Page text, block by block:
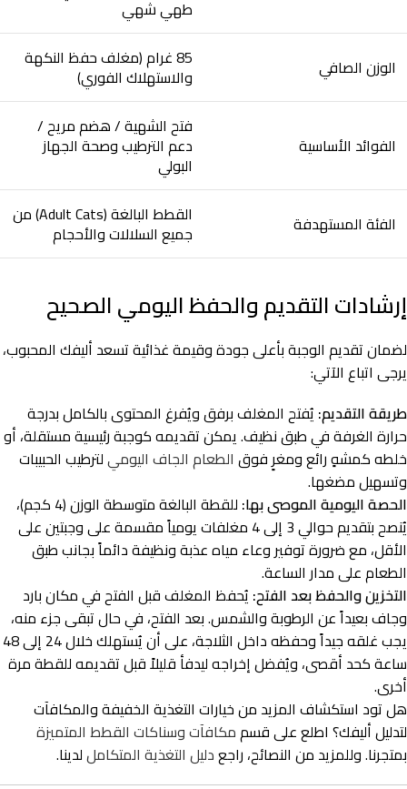
طهي شهي
الوزن الصافي 85 غرام (مغلف حفظ النكهة
والاستهلاك الفوري)
الفوائد الأساسية
فتح الشهية / هضم مريح /
دعم الترطيب وصحة الجهاز
البولي
الفئة المستهدفة القطط البالغة (Adult Cats) من
جميع السلالات والأحجام
إرشادات التقديم والحفظ اليومي الصحيح
لضمان تقديم الوجبة بأعلى جودة وقيمة غذائية تسعد أليفك المحبوب،
يرجى اتباع الآتي:
طريقة التقديم: يُفتح المغلف برفق ويُفرغ المحتوى بالكامل بدرجة
حرارة الغرفة في طبق نظيف. يمكن تقديمه كوجبة رئيسية مستقلة، أو
خلطه كمشهٍ رائع ومغرٍ فوق الطعام الجاف اليوميلترطيب الحبيبات
وتسهيل مضغها.
الحصة اليومية الموصى بها:
للقطة البالغة متوسطة الوزن (4 كجم)،
يُنصح بتقديم حوالي 3 إلى 4 مغلفات يومياً مقسمة على وجبتين على
الأقل، مع ضرورة توفير وعاء مياه عذبة ونظيفة دائماً بجانب طبق
الطعام على مدار الساعة.
التخزين والحفظ بعد الفتح: يُحفظ المغلف قبل الفتح في مكان بارد
وجاف بعيداً عن الرطوبة والشمس. بعد الفتح، في حال تبقى جزء منه،
يجب غلقه جيداً وحفظه داخل الثلاجة، على أن يُستهلك خلال 24 إلى 48
ساعة كحد أقصى، ويُفضل إخراجه ليدفأ قليلاً قبل تقديمه للقطة مرة
أخرى.
هل تود استكشاف المزيد من خيارات التغذية الخفيفة والمكافآت
لتدليل أليفك؟ اطلع على قسممكافآت وسناكات القطط المتميزة
بمتجرنا. وللمزيد من النصائح، راجعدليل التغذية المتكامللدينا.